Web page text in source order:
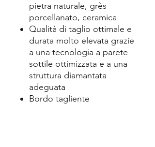
pietra naturale, grès
porcellanato, ceramica
Qualità di taglio ottimale e
durata molto elevata grazie
a una tecnologia a parete
sottile ottimizzata e a una
struttura diamantata
adeguata
Bordo tagliente